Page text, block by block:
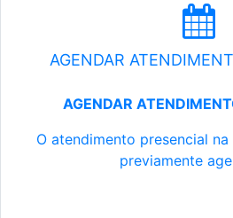
AGENDAR
AGENDAR
O atendimento presencial
previamente